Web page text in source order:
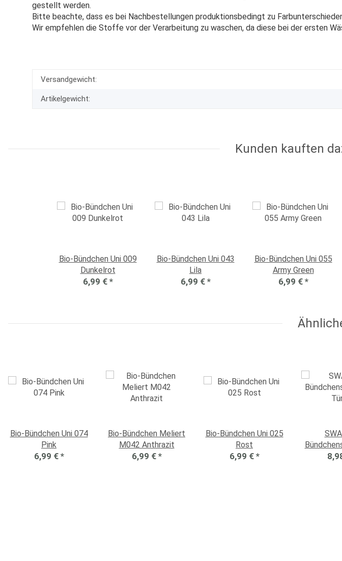
gestellt werden.
Bitte beachte, dass es bei Nachbestellungen produktionsbedingt zu
Wir empfehlen die Stoffe vor der Verarbeitung zu waschen, da diese bei der ersten
Versandgewicht:
Artikelgewicht:
Kunden kauften
Bio-Bündchen Uni 009
Dunkelrot
6,99 € *
Bio-Bündchen Uni 043
Lila
6,99 € *
Bio-Bündchen Uni 055
Army Green
6,99 € *
Bio-Bündchen Uni 074
Pink
6,99 € *
Bio-Bündchen Meliert
M042 Anthrazit
6,99 € *
Bio-Bündchen Uni 025
Rost
6,99 € *